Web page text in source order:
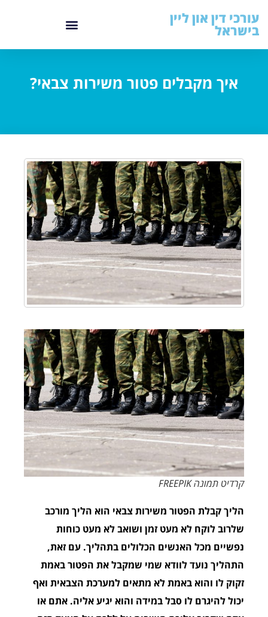
עורכי דין און ליין
בישראל
איך מקבלים פטור משירות צבאי?
קרדיט תמונה FREEPIK
הליך קבלת הפטור משירות צבאי הוא הליך מורכב
שלרוב לוקח לא מעט זמן ושואב לא מעט כוחות
נפשיים מכל האנשים הכלולים בתהליך. עם זאת,
התהליך נועד לוודא שמי שמקבל את הפטור באמת
זקוק לו והוא באמת לא מתאים למערכת הצבאית ואף
יכול להיגרם לו סבל במידה והוא יגיע אליה. אתם או